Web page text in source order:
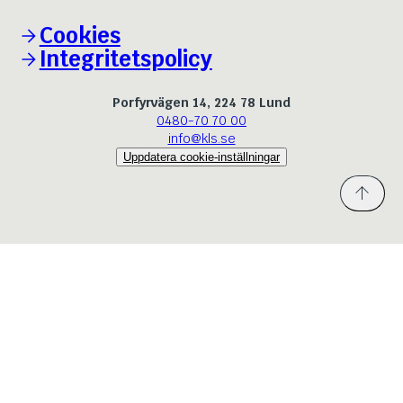
Cookies
Integritetspolicy
Porfyrvägen 14, 224 78 Lund
0480-70 70 00
info@kls.se
Uppdatera cookie-inställningar